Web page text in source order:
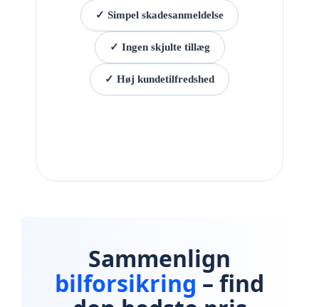
✓ Simpel skadesanmeldelse
✓ Ingen skjulte tillæg
✓ Høj kundetilfredshed
Sammenlign
bilforsikring – find